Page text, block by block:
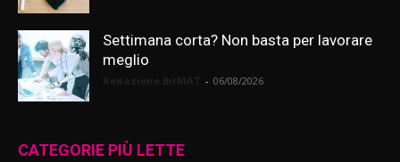
Settimana corta? Non basta per lavorare
meglio
- 06/08/2026
CATEGORIE PIÙ LETTE